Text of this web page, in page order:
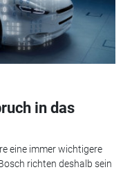
in das
eine immer wichtigere
richten deshalb sein